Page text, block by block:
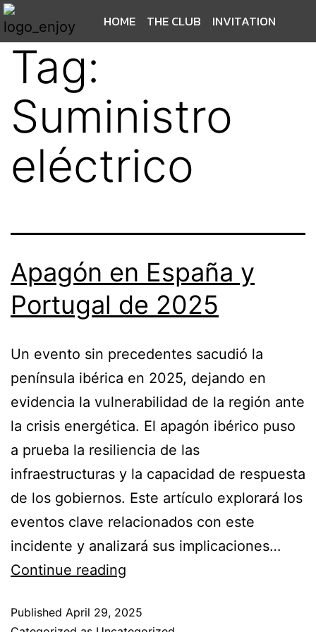
HOME THE CLUB INVITATION
Tag:
Suministro
eléctrico
Apagón en España y
Portugal de 2025
Un evento sin precedentes sacudió la
península ibérica en 2025, dejando en
evidencia la vulnerabilidad de la región ante
la crisis energética. El apagón ibérico puso
a prueba la resiliencia de las
infraestructuras y la capacidad de respuesta
de los gobiernos. Este artículo explorará los
eventos clave relacionados con este
incidente y analizará sus implicaciones…
Continue reading
Published April 29, 2025